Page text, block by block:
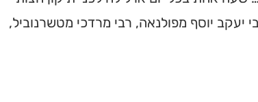
יעקב יוסף מפולנאה, רבי מרדכי מטשרנוביל,